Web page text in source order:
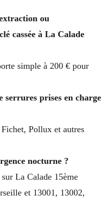
ou
cassée à La Calade
simple à 200 € pour
serrures prises en charge
Pollux et autres
nocturne ?
La Calade 15ème
et 13001, 13002,